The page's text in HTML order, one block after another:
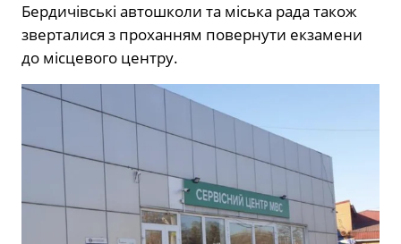
Бердичівські автошколи та міська рада також
зверталися з проханням повернути екзамени
до місцевого центру.